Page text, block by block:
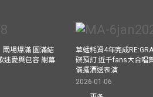
兩場爆滿 圓滿結
迷愛與包容 謝幕
草蜢耗資4年完成
碟預訂 近千fans大合唱
儀擺酒送表演
2026-01-06